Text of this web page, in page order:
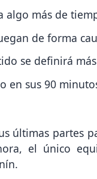
algo más de
de forma
se definirá
en sus 90
últimas partes
el único